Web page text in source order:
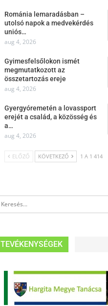
Románia lemaradásban –
utolsó napok a medvekérdés
uniós…
aug 4, 2026
Gyimesfelsőlokon ismét
megmutatkozott az
összetartozás ereje
aug 4, 2026
Gyergyóremetén a lovassport
erejét a család, a közösség és
a…
aug 4, 2026
ELŐZŐ KÖVETKEZŐ 1 A 1 414
TEVÉKENYSÉGEK